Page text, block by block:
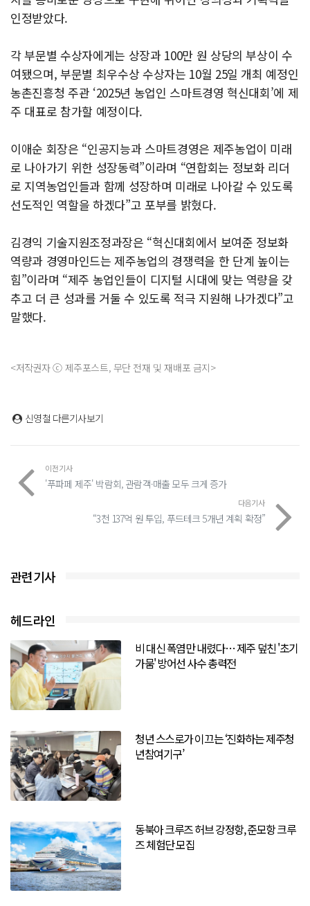
인정받았다.
각 부문별 수상자에게는 상장과 100만 원 상당의 부상이 수
여됐으며, 부문별 최우수상 수상자는 10월 25일 개최 예정인
농촌진흥청 주관 ‘2025년 농업인 스마트경영 혁신대회’에 제
주 대표로 참가할 예정이다.
이애순 회장은 “인공지능과 스마트경영은 제주농업이 미래
로 나아가기 위한 성장동력”이라며 “연합회는 정보화 리더
로 지역농업인들과 함께 성장하며 미래로 나아갈 수 있도록
선도적인 역할을 하겠다”고 포부를 밝혔다.
김경익 기술지원조정과장은 “혁신대회에서 보여준 정보화
역량과 경영마인드는 제주농업의 경쟁력을 한 단계 높이는
힘”이라며 “제주 농업인들이 디지털 시대에 맞는 역량을 갖
추고 더 큰 성과를 거둘 수 있도록 적극 지원해 나가겠다”고
말했다.
<저작권자 ⓒ 제주포스트, 무단 전재 및 재배포 금지>
신영철 다른기사보기
이전기사
'푸파페 제주' 박람회, 관람객·매출 모두 크게 증가
다음기사
“3천 137억 원 투입, 푸드테크 5개년 계획 확정”
관련기사
헤드라인
비 대신 폭염만 내렸다… 제주 덮친 '초기
가뭄' 방어선 사수 총력전
청년 스스로가 이끄는 ‘진화하는 제주청
년참여기구’
동북아 크루즈 허브 강정항, 준모항 크루
즈 체험단 모집